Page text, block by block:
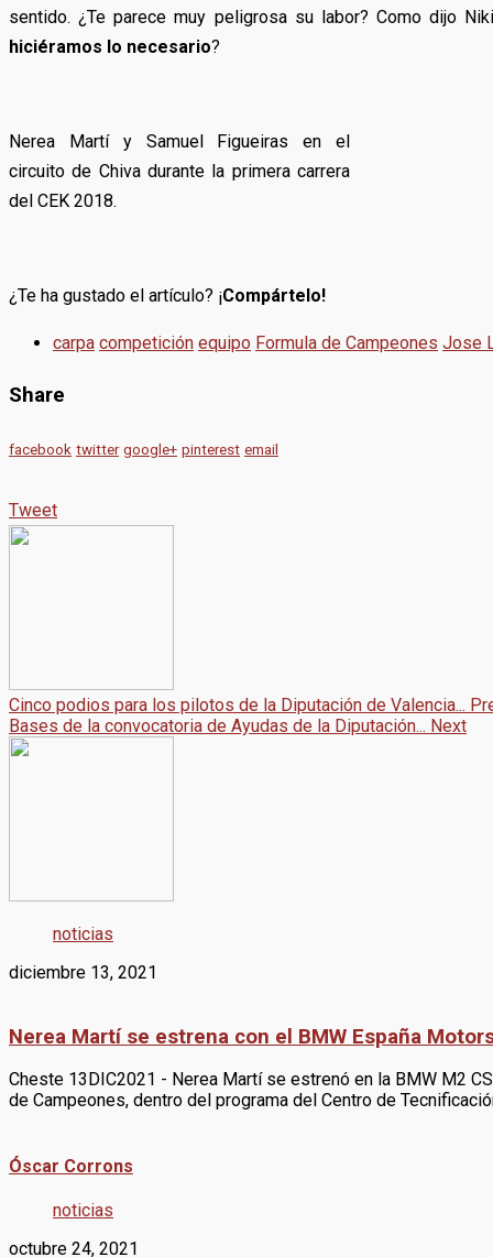
sentido. ¿Te parece muy peligrosa su labor? Como dijo
hiciéramos lo necesario?
Nerea Martí y Samuel Figueiras en el
circuito de Chiva durante la primera carrera
del CEK 2018.
¿Te ha gustado el artículo? ¡Compártelo!
carpa competición equipo Formula de Campeones Jose
Share
facebook twitter google+ pinterest email
Tweet
Cinco podios para los pilotos de la Diputación de Valencia...
Bases de la convocatoria de Ayudas de la Diputación... Next
noticias
diciembre 13, 2021
Nerea Martí se estrena con el BMW España
Cheste 13DIC2021 - Nerea Martí se estrenó en la BMW M2
de Campeones, dentro del programa del Centro de
Óscar Corrons
noticias
octubre 24, 2021